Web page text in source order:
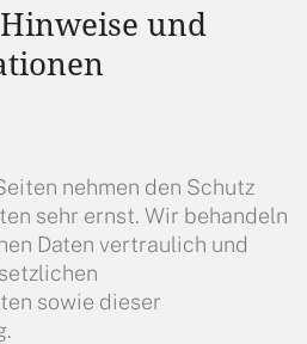
und
nehmen den Schutz
sehr ernst. Wir behandeln
Daten vertraulich und
sowie dieser